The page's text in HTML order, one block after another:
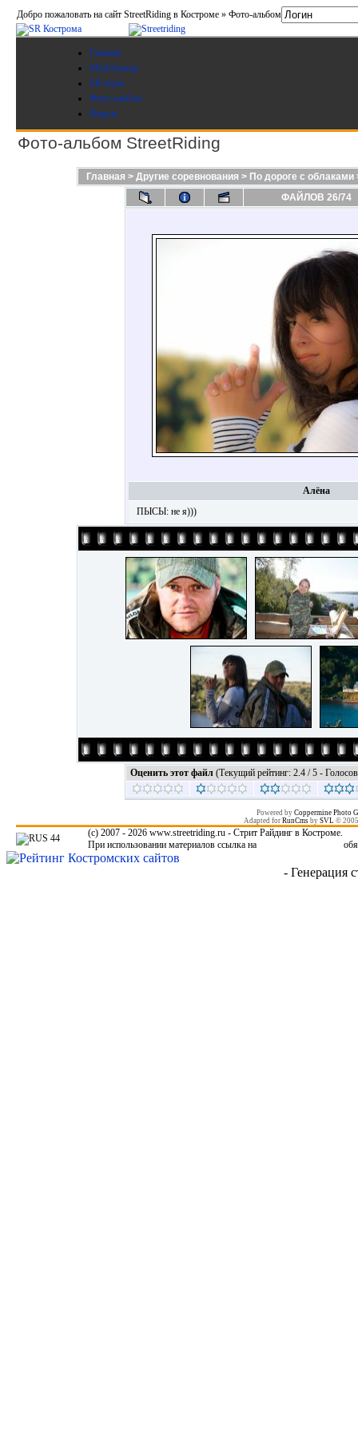
Добро пожаловать на сайт StreetRiding в Костроме » Фото-альбом
Главная
Мой бункер
SR игры
Фото-альбом
Форум
Фото-альбом StreetRiding
Главная > Другие соревнования > По дороге с облаками
ФАЙЛОВ 26/74
Алёна
ПЫСЫ: не я)))
Оценить этот файл (Текущий рейтинг: 2.4 / 5 -
Powered by Coppermine Photo
Adapted for RunCmsby SVL ©
(c) 2007 - 2026 www.streetriding.ru - Стрит Райдинг в Костроме.
При использовании материалов ссылка на
- Генерация